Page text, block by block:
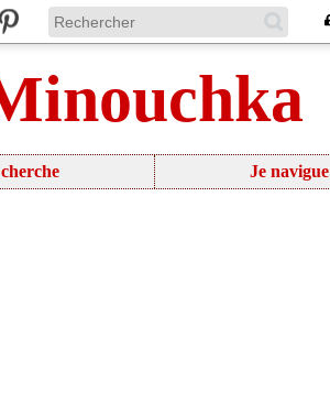
Je navigue